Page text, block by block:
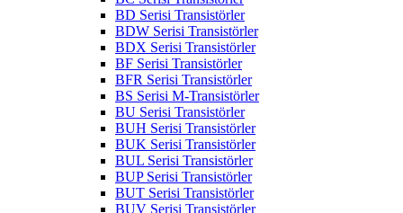
BD Serisi Transistörler
BDW Serisi Transistörler
BDX Serisi Transistörler
BF Serisi Transistörler
BFR Serisi Transistörler
BS Serisi M-Transistörler
BU Serisi Transistörler
BUH Serisi Transistörler
BUK Serisi Transistörler
BUL Serisi Transistörler
BUP Serisi Transistörler
BUT Serisi Transistörler
BUV Serisi Transistörler